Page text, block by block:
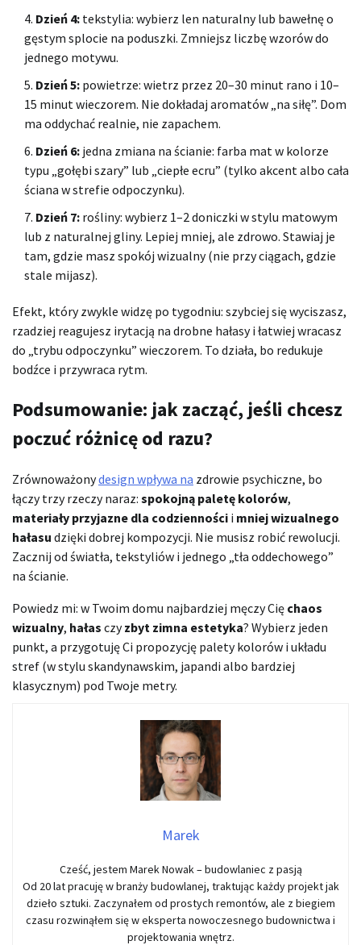
Dzień 4: tekstylia: wybierz len naturalny lub bawełnę o
gęstym splocie na poduszki. Zmniejsz liczbę wzorów do
jednego motywu.
Dzień 5: powietrze: wietrz przez 20–30 minut rano i 10–
15 minut wieczorem. Nie dokładaj aromatów „na siłę”. Dom
ma oddychać realnie, nie zapachem.
Dzień 6: jedna zmiana na ścianie: farba mat w kolorze
typu „gołębi szary” lub „ciepłe ecru” (tylko akcent albo cała
ściana w strefie odpoczynku).
Dzień 7: rośliny: wybierz 1–2 doniczki w stylu matowym
lub z naturalnej gliny. Lepiej mniej, ale zdrowo. Stawiaj je
tam, gdzie masz spokój wizualny (nie przy ciągach, gdzie
stale mijasz).
Efekt, który zwykle widzę po tygodniu: szybciej się wyciszasz,
rzadziej reagujesz irytacją na drobne hałasy i łatwiej wracasz
do „trybu odpoczynku” wieczorem. To działa, bo redukuje
bodźce i przywraca rytm.
Podsumowanie: jak zacząć, jeśli chcesz
poczuć różnicę od razu?
Zrównoważonydesign wpływa na zdrowie psychiczne, bo
łączy trzy rzeczy naraz: spokojną paletę kolorów,
materiały przyjazne dla codzienności i mniej wizualnego
hałasu dzięki dobrej kompozycji. Nie musisz robić rewolucji.
Zacznij od światła, tekstyliów i jednego „tła oddechowego”
na ścianie.
Powiedz mi: w Twoim domu najbardziej męczy Cię chaos
wizualny, hałas czyzbyt zimna estetyka? Wybierz jeden
punkt, a przygotuję Ci propozycję palety kolorów i układu
stref (w stylu skandynawskim, japandi albo bardziej
klasycznym) pod Twoje metry.
Marek
Cześć, jestem Marek Nowak – budowlaniec z pasją
Od 20 lat pracuję w branży budowlanej, traktując każdy projekt jak
dzieło sztuki. Zaczynałem od prostych remontów, ale z biegiem
czasu rozwinąłem się w eksperta nowoczesnego budownictwa i
projektowania wnętrz.